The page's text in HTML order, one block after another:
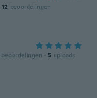
12 beoordelingen
beoordelingen · 5 uploads